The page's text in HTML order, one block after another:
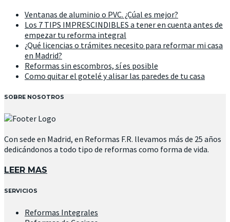
Ventanas de aluminio o PVC. ¿Cúal es mejor?
Los 7 TIPS IMPRESCINDIBLES a tener en cuenta antes de
empezar tu reforma integral
¿Qué licencias o trámites necesito para reformar mi casa
en Madrid?
Reformas sin escombros, sí es posible
Como quitar el gotelé y alisar las paredes de tu casa
SOBRE NOSOTROS
Con sede en Madrid, en Reformas F.R. llevamos más de 25 años
dedicándonos a todo tipo de reformas como forma de vida.
LEER MAS
SERVICIOS
Reformas Integrales